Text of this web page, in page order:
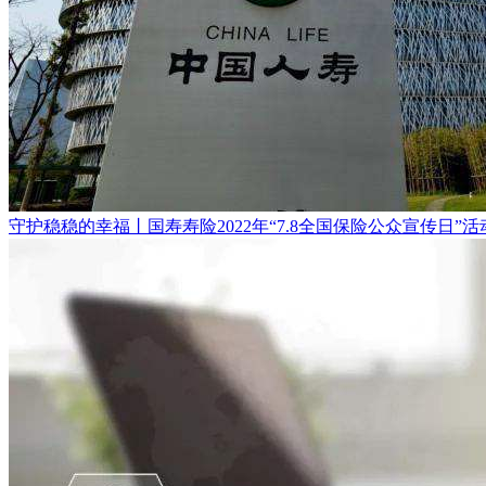
守护稳稳的幸福丨国寿寿险2022年“7.8全国保险公众宣传日”活